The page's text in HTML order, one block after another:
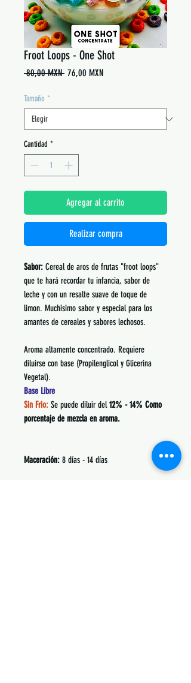
Froot Loops - One Shot
80,00 MXN Precio
76,00 MXNPrecio
Tamaño *
Cantidad *
Agregar al carrito
Realizar compra
Sabor: Cereal de aros de frutas "froot loops"
que te hará recordar tu infancia, sabor de
leche y con un resalte suave de toque de
limon. Muchisimo sabor y especial para los
amantes de cereales y sabores lechosos.
Aroma altamente concentrado. Requiere
diluirse con base (Propilenglicol y Glicerina
Vegetal).
Base Libre
Sin Frio: Se puede diluir del12% - 14% Como
porcentaje de mezcla en aroma.
Maceración: 8 días - 14 días